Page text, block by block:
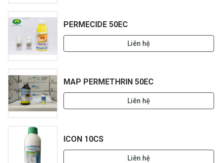
PERMECIDE 50EC
Liên hệ
MAP PERMETHRIN 50EC
Liên hệ
ICON 10CS
Liên hệ